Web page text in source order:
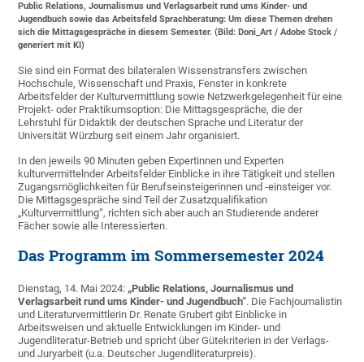
Public Relations, Journalismus und Verlagsarbeit rund ums Kinder- und
Jugendbuch sowie das Arbeitsfeld Sprachberatung: Um diese Themen drehen
sich die Mittagsgespräche in diesem Semester. (Bild: Doni_Art / Adobe Stock /
generiert mit KI)
Sie sind ein Format des bilateralen Wissenstransfers zwischen
Hochschule, Wissenschaft und Praxis, Fenster in konkrete
Arbeitsfelder der Kulturvermittlung sowie Netzwerkgelegenheit für eine
Projekt- oder Praktikumsoption: Die Mittagsgespräche, die der
Lehrstuhl für Didaktik der deutschen Sprache und Literatur der
Universität Würzburg seit einem Jahr organisiert.
In den jeweils 90 Minuten geben Expertinnen und Experten
kulturvermittelnder Arbeitsfelder Einblicke in ihre Tätigkeit und stellen
Zugangsmöglichkeiten für Berufseinsteigerinnen und -einsteiger vor.
Die Mittagsgespräche sind Teil der Zusatzqualifikation
„Kulturvermittlung“, richten sich aber auch an Studierende anderer
Fächer sowie alle Interessierten.
Das Programm im Sommersemester 2024
Dienstag, 14. Mai 2024: „Public Relations, Journalismus und
Verlagsarbeit rund ums Kinder- und Jugendbuch“. Die Fachjournalistin
und Literaturvermittlerin Dr. Renate Grubert gibt Einblicke in
Arbeitsweisen und aktuelle Entwicklungen im Kinder- und
Jugendliteratur-Betrieb und spricht über Gütekriterien in der Verlags-
und Juryarbeit (u.a. Deutscher Jugendliteraturpreis).